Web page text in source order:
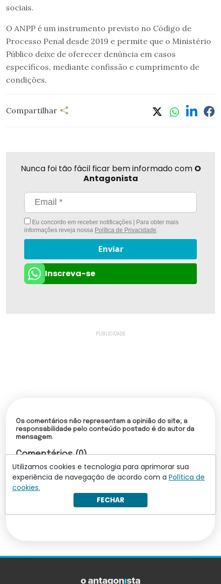
sociais.
O ANPP é um instrumento previsto no Código de
Processo Penal desde 2019 e permite que o Ministério
Público deixe de oferecer denúncia em casos
específicos, mediante confissão e cumprimento de
condições.
Compartilhar
Nunca foi tão fácil ficar bem informado com O
Antagonista
Eu concordo em receber notificações | Para obter mais
informações reveja nossa Política de Privacidade
Enviar
Inscreva-se
Os comentários não representam a opinião do site; a
responsabilidade pelo conteúdo postado é do autor da
mensagem.
Comentários (0)
Torne-se um assinante para comentar
Leia mais comentários
Utilizamos cookies e tecnologia para aprimorar sua
experiência de navegação de acordo com a Política de
cookies.
FECHAR